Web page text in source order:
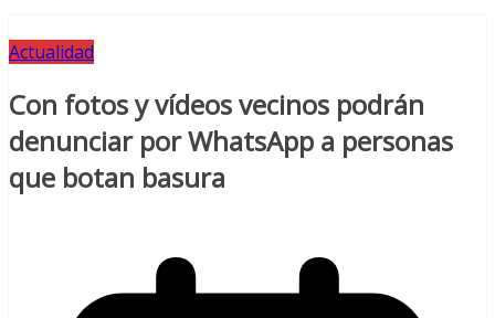
Actualidad
Con fotos y vídeos vecinos podrán
denunciar por WhatsApp a personas
que botan basura